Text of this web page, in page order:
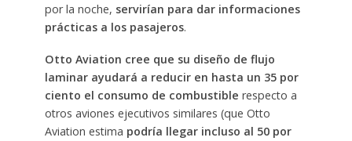
por la noche, servirían para dar informaciones
prácticas a los pasajeros.
Otto Aviation cree que su diseño de flujo
laminar ayudará a reducir en hasta un 35 por
ciento el consumo de combustible respecto a
otros aviones ejecutivos similares (que Otto
Aviation estima podría llegar incluso al 50 por